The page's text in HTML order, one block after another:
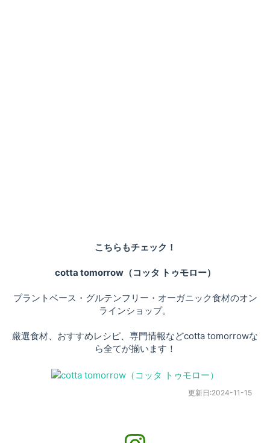
こちらもチェック！
cotta tomorrow（コッタ トゥモロー）
プラントベース・グルテンフリー・オーガニック食材のオン
ラインショップ。
厳選食材、おすすめレシピ、専門情報などcotta tomorrowな
ら全てが揃います！
更新日:2024-11-15